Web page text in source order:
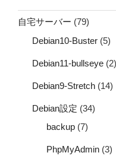
自宅サーバー (79)
Debian10-Buster (5)
Debian11-bullseye (2)
Debian9-Stretch (14)
Debian設定 (34)
backup (7)
PhpMyAdmin (3)